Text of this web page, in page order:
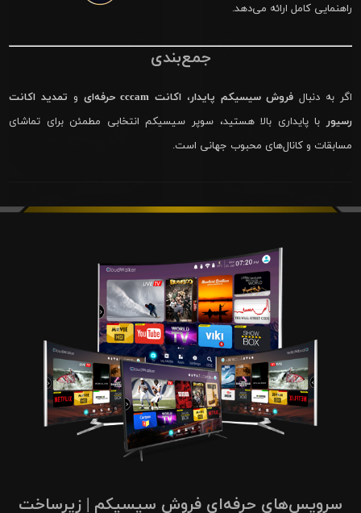
راهنمایی کامل ارائه می‌دهد.
جمع‌بندی
اگر به دنبال فروش سیسیکم پایدار، اکانت cccam حرفه‌ای و تمدید اکانت
رسیور با پایداری بالا هستید، سوپر سیسیکم انتخابی مطمئن برای تماشای
مسابقات و کانال‌های محبوب جهانی است.
سرویس‌های حرفه‌ای فروش سیسیکم | زیرساخت